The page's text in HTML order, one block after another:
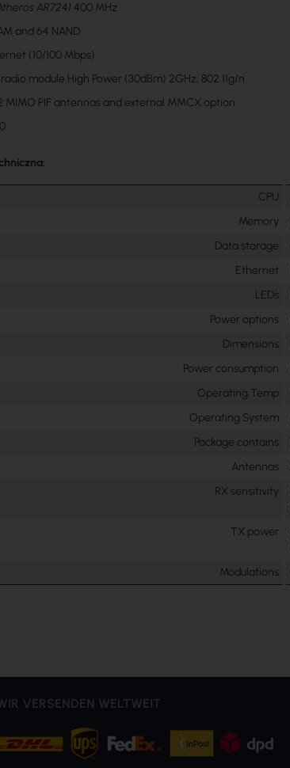
AR7241 400 MHz
and 64 NAND
(10/100 Mbps)
module High Power (30dBm) 2GHz, 802.11g/n
MIMO PIF antennas and external MMCX option
CPU
Memory
Data storage
Ethernet
LEDs
Power options
Dimensions
Power consumption
Operating Temp
Operating System
Package contains
Antennas
RX sensitivity
TX power
Modulations
VERSENDEN WELTWEIT